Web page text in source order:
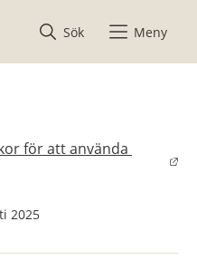
Sök
Meny
för att använda
2025